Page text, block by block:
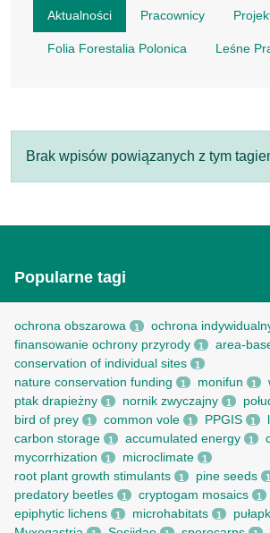
Aktualności Pracownicy
Folia Forestalia Polonica Leśne
Brak wpisów powiązanych z tym
Popularne tagi
ochrona obszarowa 1 ochrona
finansowanie ochrony przyrody 1 area-
conservation of individual sites 1
nature conservation funding 1 monifun 1
ptak drapieżny 1 nornik zwyczajny 1
bird of prey 1 common vole 1 PPGIS 1
carbon storage 1 accumulated energy 1
mycorrhization 1 microclimate 1
root рlant growth stimulants 1 pine seeds 1
predatory beetles 1 cryptogam mosaics 1
epiphytic lichens 1 microhabitats 1